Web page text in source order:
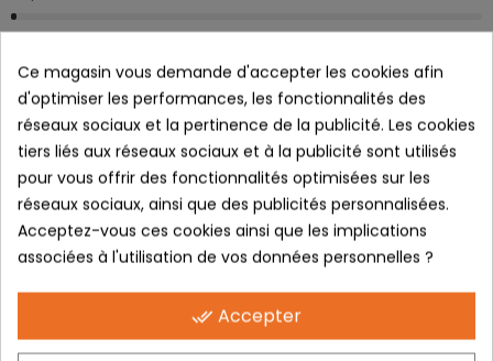
Paiement sécurisé Certificat SSL
Livraison GRATUITE A partir de 80€ (France)
Politique retours Sous 14 Jours
DESCRIPTION
Ce magasin vous demande d'accepter les cookies afin
d'optimiser les performances, les fonctionnalités des
réseaux sociaux et la pertinence de la publicité. Les cookies
tiers liés aux réseaux sociaux et à la publicité sont utilisés
pour vous offrir des fonctionnalités optimisées sur les
réseaux sociaux, ainsi que des publicités personnalisées.
Acceptez-vous ces cookies ainsi que les implications
associées à l'utilisation de vos données personnelles ?
done_all Accepter